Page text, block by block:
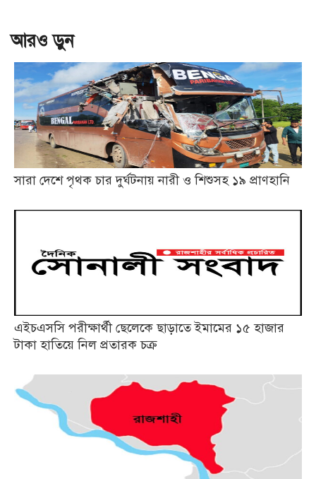
আরও ড়ুন
সারা দেশে পৃথক চার দুর্ঘটনায় নারী ও শিশুসহ ১৯ প্রাণহানি
এইচএসসি পরীক্ষার্থী ছেলেকে ছাড়াতে ইমামের ১৫ হাজার
টাকা হাতিয়ে নিল প্রতারক চক্র